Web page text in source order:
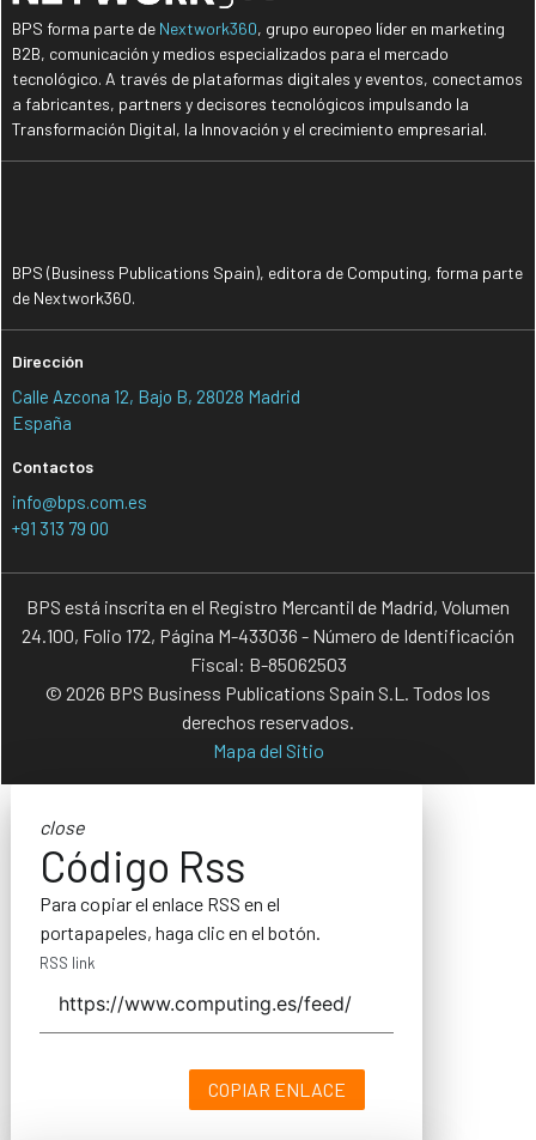
BPS forma parte de Nextwork360, grupo europeo líder en marketing
B2B, comunicación y medios especializados para el mercado
tecnológico. A través de plataformas digitales y eventos, conectamos
a fabricantes, partners y decisores tecnológicos impulsando la
Transformación Digital, la Innovación y el crecimiento empresarial.
BPS (Business Publications Spain), editora de Computing, forma parte
de Nextwork360.
Dirección
Calle Azcona 12, Bajo B, 28028 Madrid
España
Contactos
info@bps.com.es
+91 313 79 00
BPS está inscrita en el Registro Mercantil de Madrid, Volumen
24.100, Folio 172, Página M-433036 - Número de Identificación
Fiscal: B-85062503
© 2026 BPS Business Publications Spain S.L. Todos los
derechos reservados.
Mapa del Sitio
close
Código Rss
Para copiar el enlace RSS en el
portapapeles, haga clic en el botón.
RSS link
COPIAR ENLACE